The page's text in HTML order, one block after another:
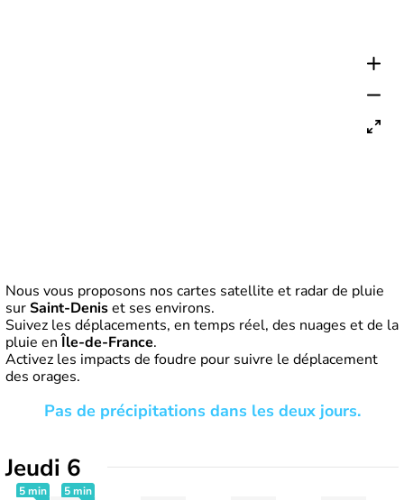
Nous vous proposons nos cartes satellite et radar de pluie
surSaint-Deniset ses environs.
Suivez les déplacements, en temps réel, des nuages et de la
pluie enÎle-de-France.
Activez les impacts de foudre pour suivre le déplacement
des orages.
Pas de précipitations dans les deux jours.
Jeudi 6
5 min 5 min